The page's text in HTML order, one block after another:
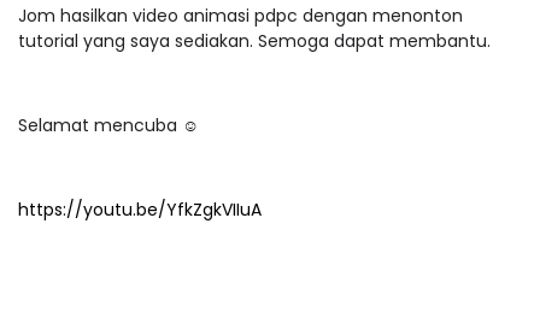
Jom hasilkan video animasi pdpc dengan menonton
tutorial yang saya sediakan. Semoga dapat membantu.
Selamat mencuba ☺️
https://youtu.be/YfkZgkVIIuA